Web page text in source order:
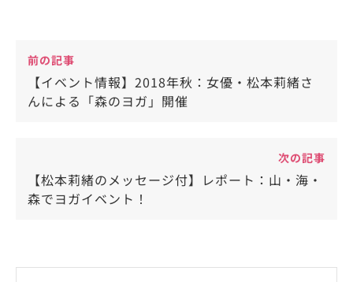
前の記事
【イベント情報】2018年秋：女優・松本莉緒さ
んによる「森のヨガ」開催
次の記事
【松本莉緒のメッセージ付】レポート：山・海・
森でヨガイベント！